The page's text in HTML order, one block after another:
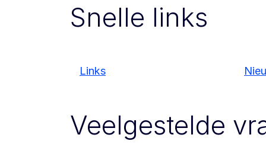
Snelle links
Links
Veelgestelde